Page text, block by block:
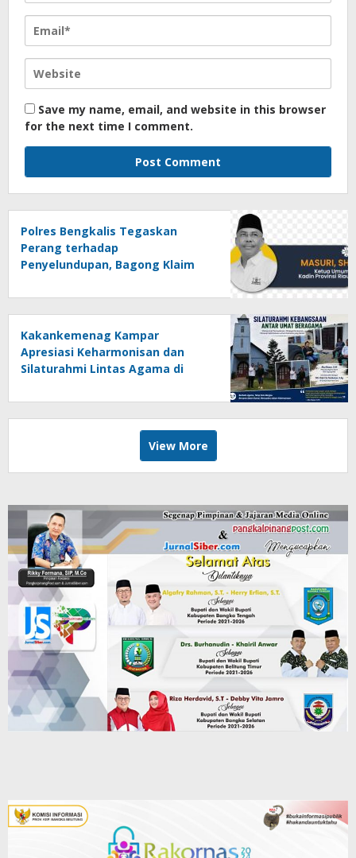
Save my name, email, and website in this browser
for the next time I comment.
Polres Bengkalis Tegaskan
Perang terhadap
Penyelundupan, Bagong Klaim
Kakankemenag Kampar
Apresiasi Keharmonisan dan
Silaturahmi Lintas Agama di
View More